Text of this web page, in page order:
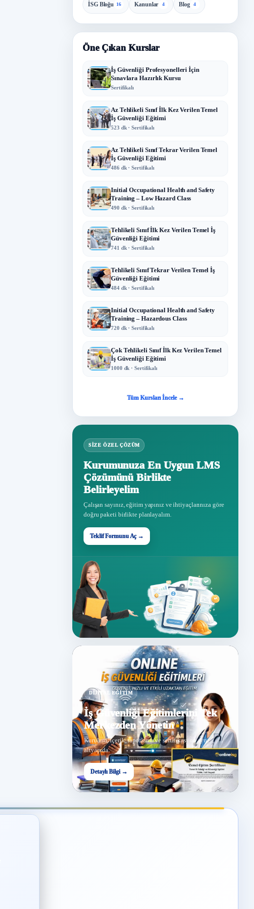
İSG Bloğu 16 Kanunlar 4 Blog 4
Öne Çıkan Kurslar
İş Güvenliği Profesyonelleri İçin
Sınavlara Hazırlık Kursu
Sertifikalı
Az Tehlikeli Sınıf İlk Kez Verilen Temel
İş Güvenliği Eğitimi
523 dk · Sertifikalı
Az Tehlikeli Sınıf Tekrar Verilen Temel
İş Güvenliği Eğitimi
486 dk · Sertifikalı
Initial Occupational Health and Safety
Training – Low Hazard Class
490 dk · Sertifikalı
Tehlikeli Sınıf İlk Kez Verilen Temel İş
Güvenliği Eğitimi
741 dk · Sertifikalı
Tehlikeli Sınıf Tekrar Verilen Temel İş
Güvenliği Eğitimi
484 dk · Sertifikalı
Initial Occupational Health and Safety
Training – Hazardous Class
720 dk · Sertifikalı
Çok Tehlikeli Sınıf İlk Kez Verilen Temel
İş Güvenliği Eğitimi
1000 dk · Sertifikalı
Tüm Kursları İncele →
SIZE ÖZEL ÇÖZÜM
Kurumunuza En Uygun LMS
Çözümünü Birlikte
Belirleyelim
Çalışan sayınız, eğitim yapınız ve ihtiyaçlarınıza göre
doğru paketi birlikte planlayalım.
Teklif Formunu Aç →
DIJITAL EĞITIM
İş Güvenliği Eğitimlerini Tek
Merkezden Yönetin
Kurulum, içerik, raporlama ve sertifikasyon aynı
altyapıda.
Detaylı Bilgi →